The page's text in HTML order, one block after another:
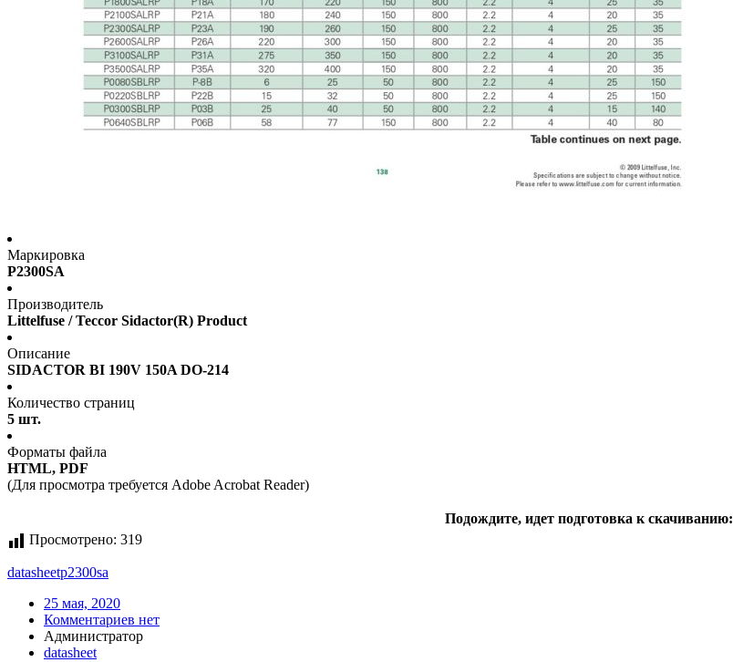
Маркировка
P2300SA
Производитель
Littelfuse / Teccor Sidactor(R) Product
Описание
SIDACTOR BI 190V 150A DO-214
Количество страниц
5 шт.
Форматы файла
HTML, PDF
(Для просмотра требуется Adobe Acrobat Reader)
Подождите, идет подготовка к скачиванию:
Просмотрено: 319
datasheetp2300sa
25 мая, 2020
Комментариев нет
Администратор
datasheet